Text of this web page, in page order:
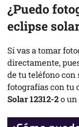
¿Puedo
eclipse
Si vas a tomar
directamente,
de tu teléfono con
fotografías con tu
Solar 12312-2o un